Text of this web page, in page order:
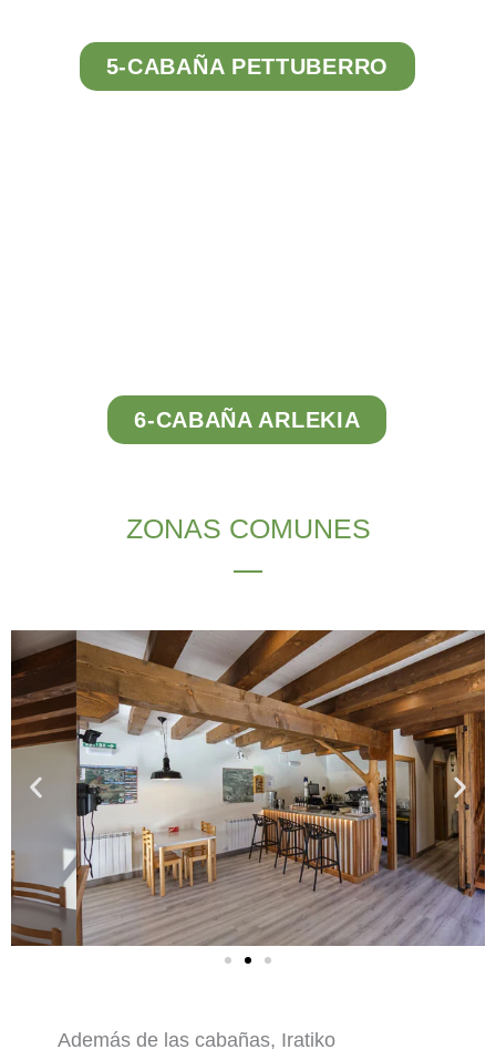
5-CABAÑA PETTUBERRO
6-CABAÑA ARLEKIA
ZONAS COMUNES
Además de las cabañas, Iratiko